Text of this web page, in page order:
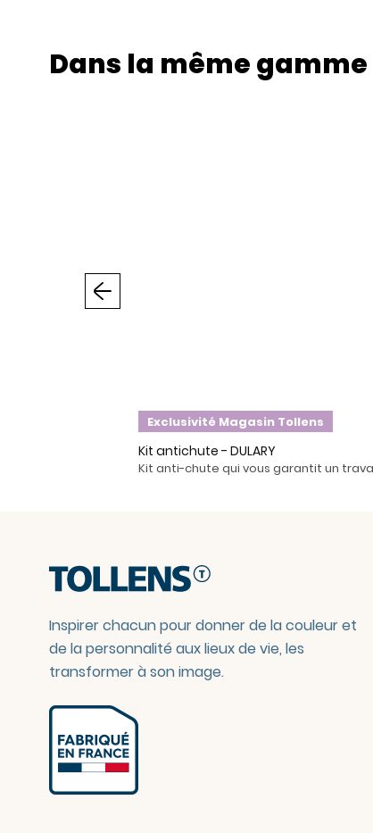
Dans la même gamme
Exclusivité Magasin Tollens
Kit antichute - DULARY
Kit anti-chute qui vous garantit un
Inspirer chacun pour donner de la couleur et
de la personnalité aux lieux de vie, les
transformer à son image.